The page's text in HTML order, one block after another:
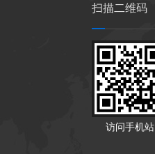
扫描二维码
访问手机站